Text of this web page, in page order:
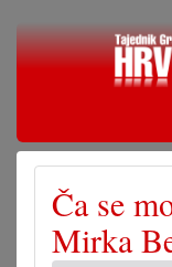
Skoči
Ča se
Mirka